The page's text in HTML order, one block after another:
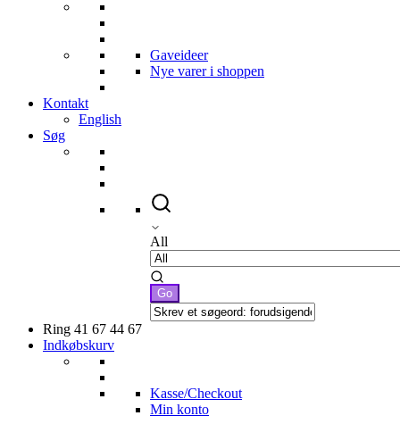
Gaveideer
Nye varer i shoppen
Kontakt
English
Søg
All
Ring 41 67 44 67
Indkøbskurv
Kasse/Checkout
Min konto